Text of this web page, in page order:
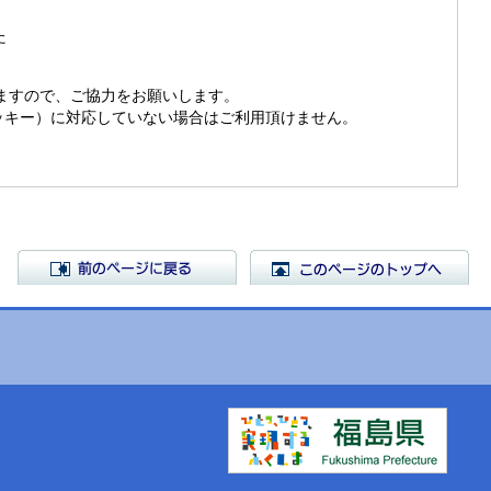
ので、ご協力をお願いします。
ー）に対応していない場合はご利用頂けません。
前のページに戻る